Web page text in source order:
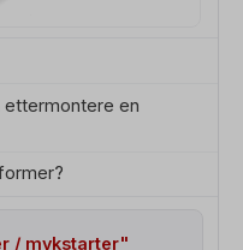
ettermontere en
/ mykstarter"